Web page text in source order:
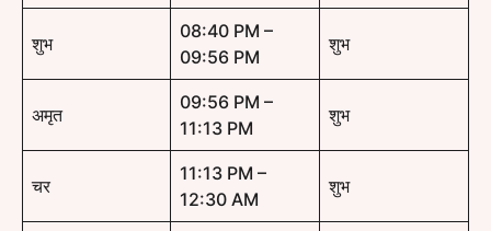
शुभ
08:40 PM –
09:56 PM
शुभ
अमृत
09:56 PM –
11:13 PM
शुभ
चर
11:13 PM –
12:30 AM
शुभ